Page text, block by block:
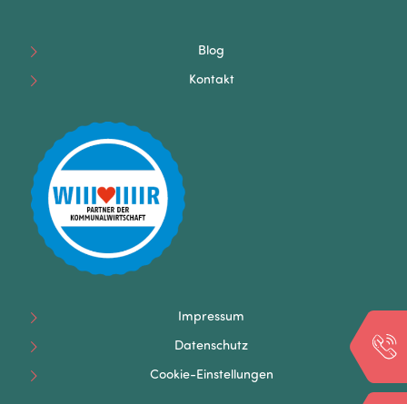
Blog
Kontakt
Impressum
Datenschutz
Cookie-Einstellungen